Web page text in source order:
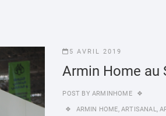
5 AVRIL 2019
Armin Home au
POST BY ARMINHOME
ARMIN HOME, ARTISANAL,